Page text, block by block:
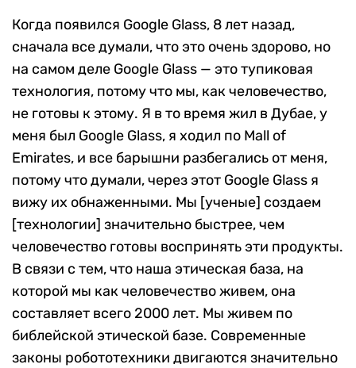
Когда появился Google Glass, 8 лет назад,
сначала все думали, что это очень здорово, но
на самом деле Google Glass — это тупиковая
технология, потому что мы, как человечество,
не готовы к этому. Я в то время жил в Дубае, у
меня был Google Glass, я ходил по Mall of
Emirates, и все барышни разбегались от меня,
потому что думали, через этот Google Glass я
вижу их обнаженными. Мы [ученые] создаем
[технологии] значительно быстрее, чем
человечество готовы воспринять эти продукты.
В связи с тем, что наша этическая база, на
которой мы как человечество живем, она
составляет всего 2000 лет. Мы живем по
библейской этической базе. Современные
законы робототехники двигаются значительно